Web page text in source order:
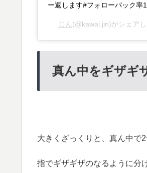
ー返します#フォローバック率
じん(@kawai.jin)がシェア
真ん中をギザギ
大きくざっくりと、真ん中で2
指でギザギザのなるように分